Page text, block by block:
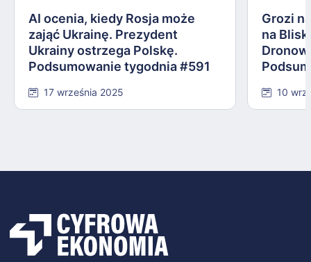
AI ocenia, kiedy Rosja może
zająć Ukrainę. Prezydent
Ukrainy ostrzega Polskę.
Podsumowanie tygodnia #591
17 września 2025
Grozi
na
10